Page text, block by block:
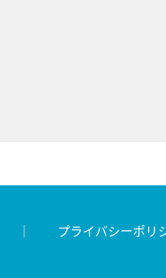
プライバシーポリ